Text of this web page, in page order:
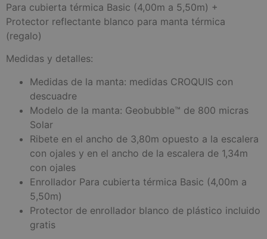
Para cubierta térmica Basic (4,00m a 5,50m) +
Protector reflectante blanco para manta térmica
(regalo)
Medidas y detalles:
Medidas de la manta: medidas CROQUIS con
descuadre
Modelo de la manta: Geobubble™ de 800 micras
Solar
Ribete en el ancho de 3,80m opuesto a la escalera
con ojales y en el ancho de la escalera de 1,34m
con ojales
Enrollador Para cubierta térmica Basic (4,00m a
5,50m)
Protector de enrollador blanco de plástico incluido
gratis